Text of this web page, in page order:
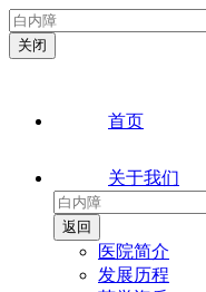
首页
关于我们
医院简介
发展历程